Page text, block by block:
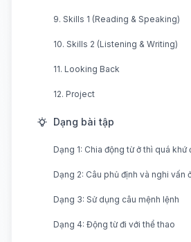
9. Skills 1 (Reading & Speaking)
10. Skills 2 (Listening & Writing)
11. Looking Back
12. Project
Dạng bài tập
Dạng 1: Chia động từ ở thì quá khứ
Dạng 2: Câu phủ định và nghi vấn
Dạng 3: Sử dụng câu mệnh lệnh
Dạng 4: Động từ đi với thể thao